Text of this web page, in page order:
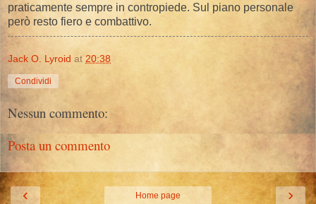
praticamente sempre in contropiede. Sul piano personale
però resto fiero e combattivo.
Jack O. Lyroid at20:38
Condividi
Nessun commento:
Posta un commento
‹ ›
Home page